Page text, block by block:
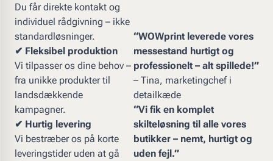
Du får direkte kontakt og
individuel rådgivning – ikke
standardløsninger.
✔ Fleksibel produktion
Vi tilpasser os dine behov –
fra unikke produkter til
landsdækkende
kampagner.
✔ Hurtig levering
Vi bestræber os på korte
leveringstider uden at gå
“WOWprint leverede vores
messestand hurtigt og
professionelt – alt spillede!”
– Tina, marketingchef i
detailkæde
“Vi fik en komplet
skilteløsning til alle vores
butikker – nemt, hurtigt og
uden fejl.”